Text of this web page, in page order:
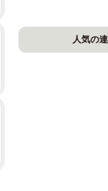
人気の